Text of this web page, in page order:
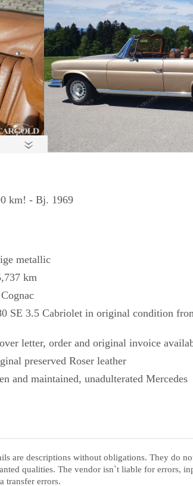
km! - Bj. 1969
metallic
km
SE 3.5 Cabriolet in original condition
letter, order and original invoice
preserved Roser leather
and maintained, unadulterated Mercedes
are descriptions without obligations. They do
qualities. The vendor isn`t liable for errors,
transfer errors.